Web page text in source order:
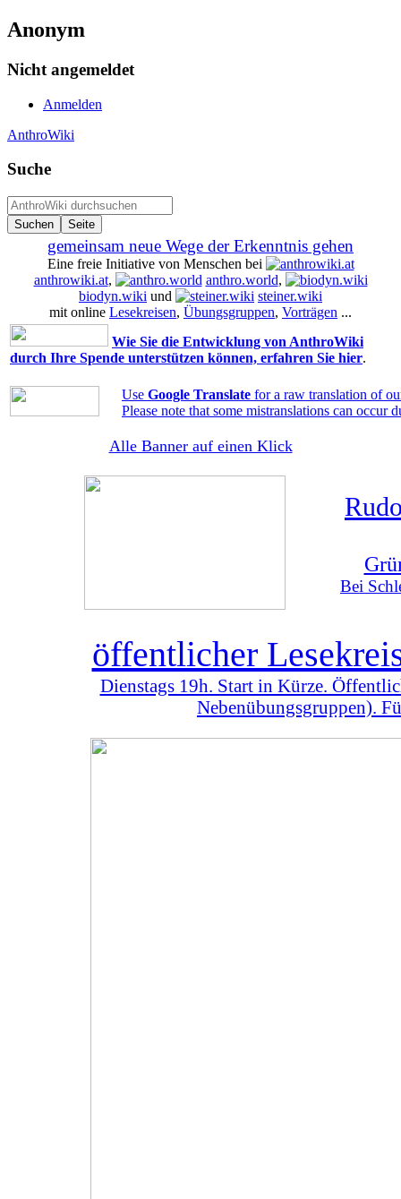
Anonym
Nicht angemeldet
Anmelden
AnthroWiki
Suche
gemeinsam neue Wege der Erkenntnis gehen
Eine freie Initiative von Menschen bei
anthrowiki.at, anthro.world,
biodyn.wiki und
steiner.wiki
mit online Lesekreisen, Übungsgruppen, Vorträgen ...
Wie Sie die Entwicklung von AnthroWiki
durch Ihre Spende unterstützen können, erfahren Sie hier.
Use Google Translate for a raw translation of
Please note that some mistranslations can occur
Alle Banner auf einen Klick
Bei
öffentlicher
Dienstags 19h. Start in Kürze.
Nebenübungsgruppen).